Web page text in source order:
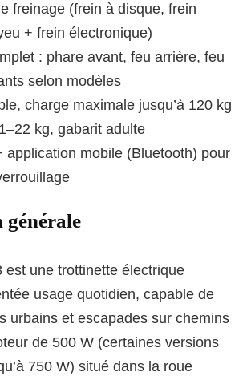
freinage (frein à disque, frein
+ frein électronique)
: phare avant, feu arrière, feu
selon modèles
charge maximale jusqu’à 120 kg
kg, gabarit adulte
application mobile (Bluetooth) pour
générale
est une trottinette électrique
usage quotidien, capable de
urbains et escapades sur chemins
de 500 W (certaines versions
750 W) situé dans la roue